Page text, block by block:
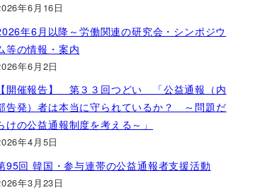
年6月16日
年6月以降～労働関連の研究会・シンポジウ
等の情報・案内
年6月2日
【開催報告】 第３３回つどい 「公益通報（内
告発）者は本当に守られているか？ ～問題だ
けの公益通報制度を考える～」
年4月5日
95回 韓国・参与連帯の公益通報者支援活動
年3月23日